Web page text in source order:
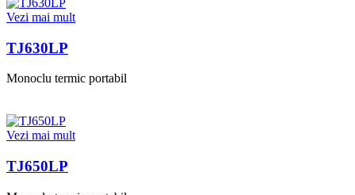
Vezi mai mult
TJ630LP
Monoclu termic portabil
Vezi mai mult
TJ650LP